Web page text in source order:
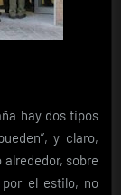
hay dos tipos
y claro,
sobre
el estilo, no